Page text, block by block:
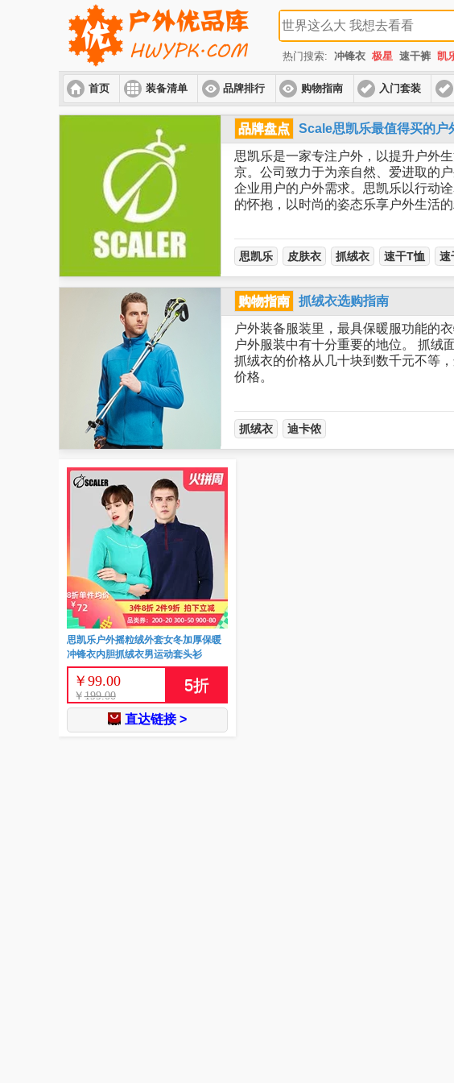
热门搜索: 冲锋衣 极星 速干裤 凯
首页 装备清单 品牌排行 购物指南 入门套装
品牌盘点
Scale思凯乐最值得买的户
思凯乐是一家专注户外，以提升户外
京。公司致力于为亲自然、爱进取的
企业用户的户外需求。思凯乐以行动
的怀抱，以时尚的姿态乐享户外生活的
思凯乐 皮肤衣 抓绒衣 速干T恤 速
购物指南
抓绒衣选购指南
户外装备服装里，最具保暖服功能的
户外服装中有十分重要的地位。 抓绒
抓绒衣的价格从几十块到数千元不等
价格。
抓绒衣 迪卡侬
思凯乐户外摇粒绒外套女冬加厚保暖
冲锋衣内胆抓绒衣男运动套头衫
￥ 99.00
￥199.00
5折
直达链接 >